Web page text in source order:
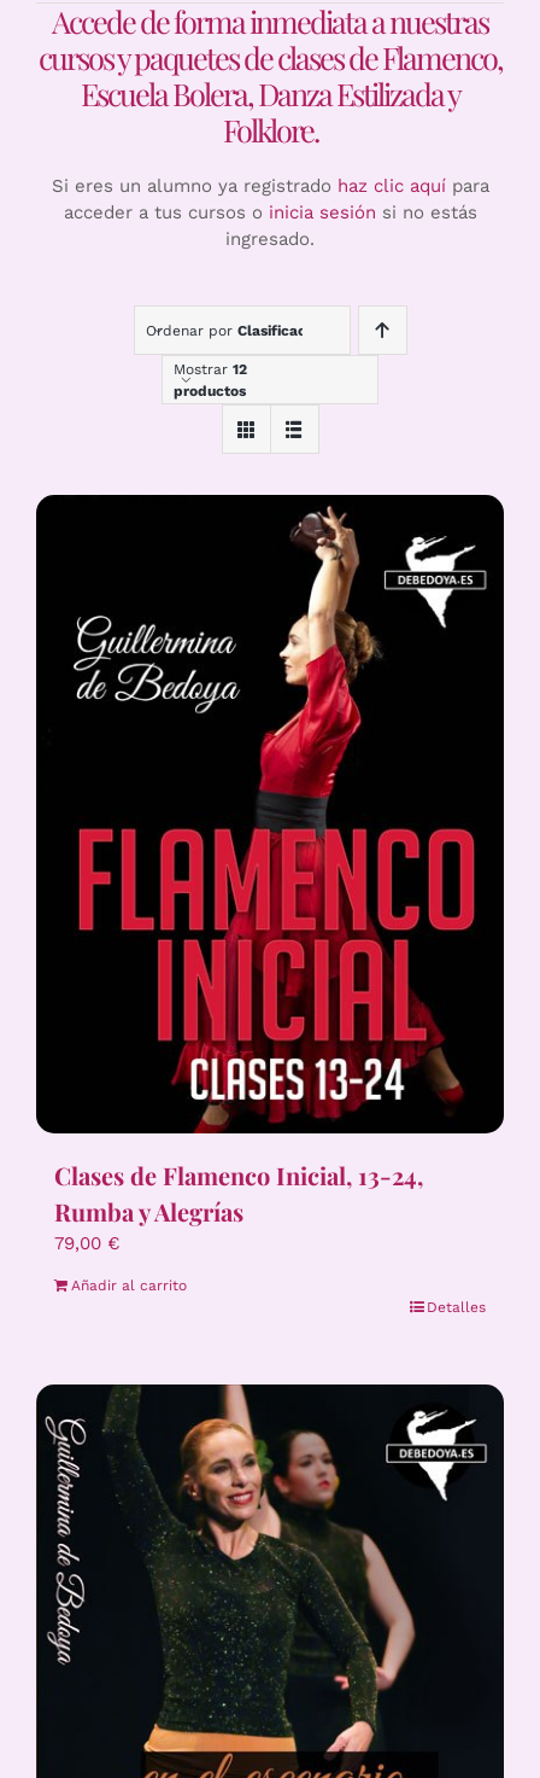
Accede de forma inmediata a nuestras
cursos y paquetes de clases de Flamenco,
Escuela Bolera, Danza Estilizada y
Folklore.
Si eres un alumno ya registrado haz clic aquípara
acceder a tus cursos o inicia sesión si no estás
ingresado.
Ordenar por Clasificación
Mostrar 12
productos
Clases de Flamenco Inicial, 13-24,
Rumba y Alegrías
79,00 €
Añadir al carrito
Detalles